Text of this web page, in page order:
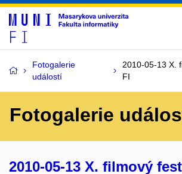
Fotogalerie
událostí
2010-05-13 X.
FI
Fotogalerie
2010-05-13 X. filmový